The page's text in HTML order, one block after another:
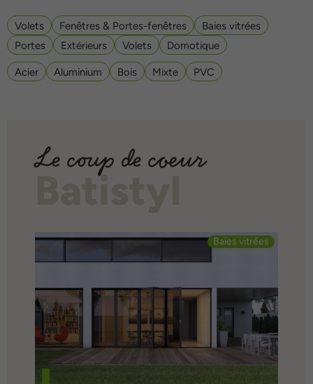
Volets Fenêtres & Portes-fenêtres
Baies vitrées
Portes
Extérieurs Volets Domotique
Acier Aluminium Bois Mixte PVC
Le coup de coeur
Batistyl
Baies vitrées